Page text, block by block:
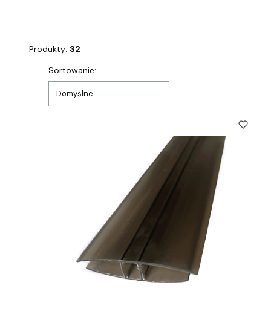
Produkty: 32
Lista produktów
Sortowanie:
Domyślne